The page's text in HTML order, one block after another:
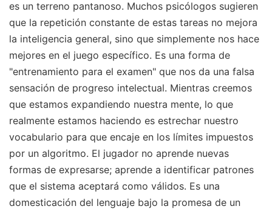
es un terreno pantanoso. Muchos psicólogos sugieren
que la repetición constante de estas tareas no mejora
la inteligencia general, sino que simplemente nos hace
mejores en el juego específico. Es una forma de
"entrenamiento para el examen" que nos da una falsa
sensación de progreso intelectual. Mientras creemos
que estamos expandiendo nuestra mente, lo que
realmente estamos haciendo es estrechar nuestro
vocabulario para que encaje en los límites impuestos
por un algoritmo. El jugador no aprende nuevas
formas de expresarse; aprende a identificar patrones
que el sistema aceptará como válidos. Es una
domesticación del lenguaje bajo la promesa de un